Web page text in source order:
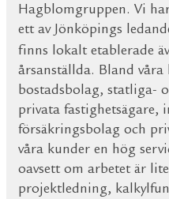
Hagblomgruppen. Vi
ett av Jönköpings
finns lokalt etablerade
årsanställda. Bland
bostadsbolag, statliga-
privata fastighetsägare,
försäkringsbolag och
våra kunder en hög
oavsett om arbetet är
projektledning,